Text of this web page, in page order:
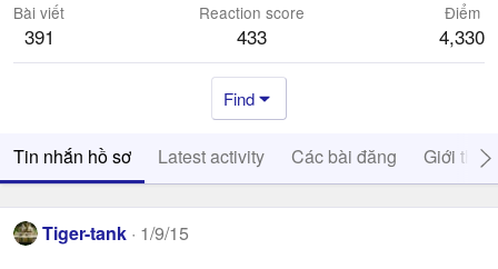
Bài viết
391
Reaction score
433
Điểm
4,330
Find
Tin nhắn hồ sơ Latest activity Các bài đăng Giới thiệu
Tiger-tank 1/9/15